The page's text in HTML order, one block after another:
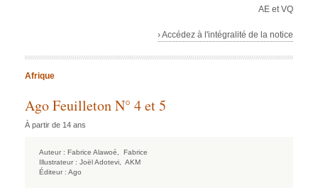
AE et VQ
› Accédez à l'intégralité de la notice
Afrique
Ago Feuilleton N° 4 et 5
À partir de 14 ans
Auteur : Fabrice Alawoé,
Fabrice
Illustrateur : Joël Adotevi,
AKM
Éditeur : Ago